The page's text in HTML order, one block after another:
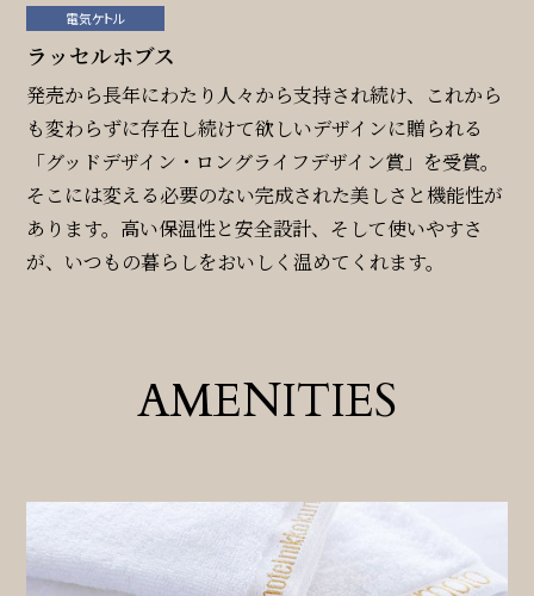
電気ケトル
ラッセルホブス
発売から長年にわたり人々から支持され続け、これから
も変わらずに存在し続けて欲しいデザインに贈られる
「グッドデザイン・ロングライフデザイン賞」を受賞。
そこには変える必要のない完成された美しさと機能性が
あります。高い保温性と安全設計、そして使いやすさ
が、いつもの暮らしをおいしく温めてくれます。
AMENITIES